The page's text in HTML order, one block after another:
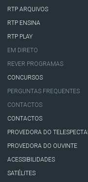
RTP ARQUIVOS
RTP ENSINA
RTP PLAY
EM DIRETO
REVER PROGRAMAS
CONCURSOS
PERGUNTAS FREQUENTES
CONTACTOS
CONTACTOS
PROVEDORA DO
PROVEDORA DO OUVINTE
ACESSIBILIDADES
SATÉLITES